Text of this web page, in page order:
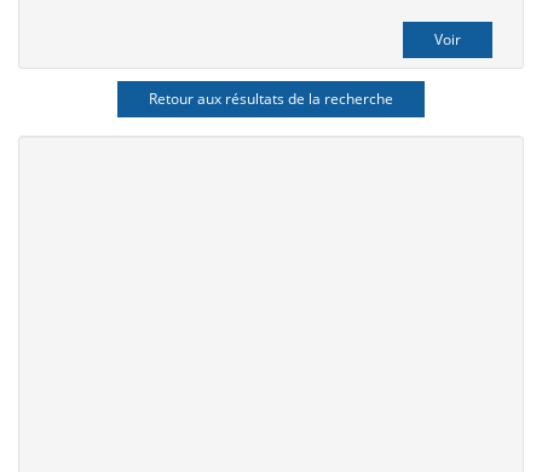
Retour aux résultats de la recherche